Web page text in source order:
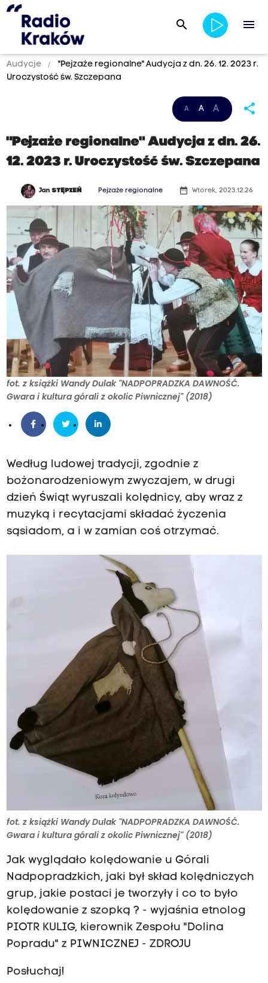
search menu
Audycje
"Pejzaże regionalne" Audycja z dn. 26. 12. 2023 r.
Uroczystość św. Szczepana
A A A share
"Pejzaże regionalne" Audycja z dn. 26.
12. 2023 r. Uroczystość św. Szczepana
JanSTĘPIEŃ Pejzaże regionalne date_range Wtorek, 2023.12.26
fot. z książki Wandy Dulak "NADPOPRADZKA DAWNOŚĆ.
Gwara i kultura górali z okolic Piwnicznej" (2018)
Według ludowej tradycji, zgodnie z
bożonarodzeniowym zwyczajem, w drugi
dzień Świąt wyruszali kolędnicy, aby wraz z
muzyką i recytacjami składać życzenia
sąsiadom, a i w zamian coś otrzymać.
fot. z książki Wandy Dulak "NADPOPRADZKA DAWNOŚĆ.
Gwara i kultura górali z okolic Piwnicznej" (2018)
Jak wyglądało kolędowanie u Górali
Nadpopradzkich, jaki był skład kolędniczych
grup, jakie postaci je tworzyły i co to było
kolędowanie z szopką ? - wyjaśnia etnolog
PIOTR KULIG, kierownik Zespołu "Dolina
Popradu" z PIWNICZNEJ - ZDROJU
Posłuchaj!